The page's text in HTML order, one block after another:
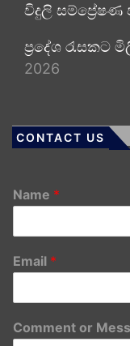
විදුලි
ප්‍රදේශ රැසකට
2026
CONTACT US
Name *
Email *
Comment or